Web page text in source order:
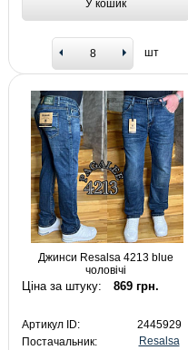
У кошик
шт
Джинси Resalsa 4213 blue
чоловічі
Ціна за штуку: 869 грн.
Артикул ID:
2445929
Постачальник:
Resalsa